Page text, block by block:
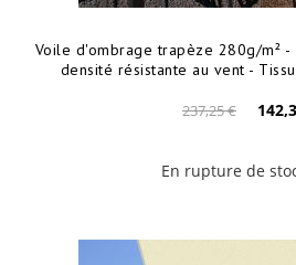
Voile d'ombrage trapèze 280g/m²
densité résistante au vent -
237,25 €
En rupture de